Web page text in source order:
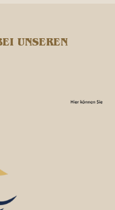
UNSEREN